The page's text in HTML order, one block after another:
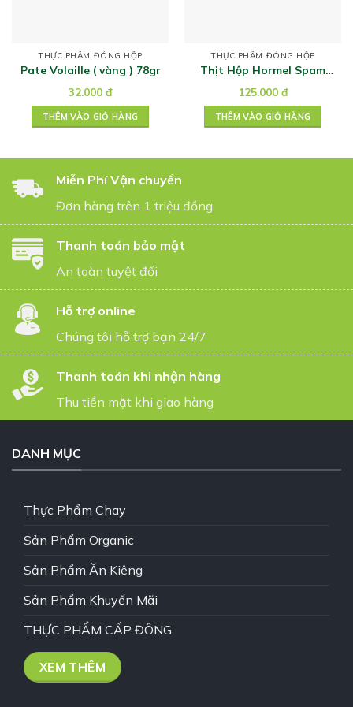
THỰC PHẨM ĐÓNG HỘP
Pate Volaille ( vàng ) 78gr
32.000 đ
THÊM VÀO GIỎ HÀNG
THỰC PHẨM ĐÓNG HỘP
Thịt Hộp Hormel Spam
125.000 đ
THÊM VÀO GIỎ HÀNG
Miễn Phí Vận chuyển
Đơn hàng trên 1 triệu đồng
Thanh toán bảo mật
An toàn tuyệt đối
Hỗ trợ online
Chúng tôi hỗ trợ bạn 24/7
Thanh toán khi nhận hàng
Thu tiền mặt khi giao hàng
DANH MỤC
Thực Phẩm Chay
Sản Phẩm Organic
Sản Phẩm Ăn Kiêng
Sản Phẩm Khuyến Mãi
THỰC PHẨM CẤP ĐÔNG
XEM THÊM